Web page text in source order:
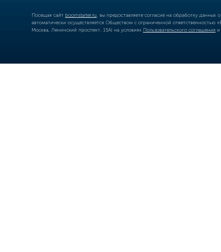
Посещая сайт boomstarter.ru , вы предоставляете согласие на обработку
автоматически осуществляется Обществом с ограниченной
Москва, Ленинский проспект, 15А) на условиях Пользовательского соглашения и